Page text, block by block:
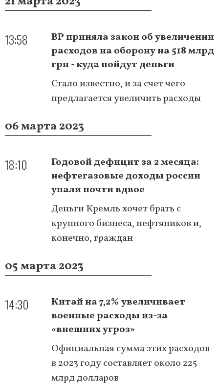
13:58
ВР приняла закон об увеличении
расходов на оборону на 518 млрд
грн - куда пойдут деньги
Стало известно, и за счет чего
предлагается увеличить расходы
06 марта 2023
18:10
Годовой дефицит за 2 месяца:
нефтегазовые доходы россии
упали почти вдвое
Деньги Кремль хочет брать с
крупного бизнеса, нефтяников и,
конечно, граждан
05 марта 2023
14:30
Китай на 7,2% увеличивает
военные расходы из-за
«внешних угроз»
Официальная сумма этих расходов
в 2023 году составляет около 225
млрд долларов